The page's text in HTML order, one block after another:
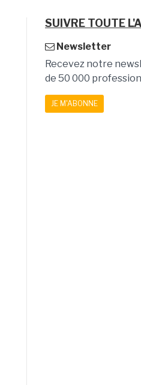
SUIVRE TOUTE
Newsletter
Recevez notre
de 50 000
JE M'ABONNE